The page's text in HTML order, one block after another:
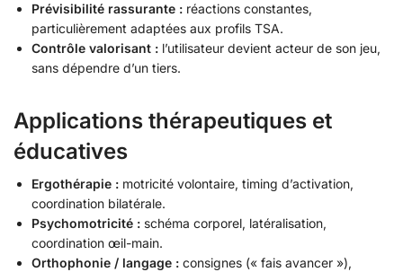
Prévisibilité rassurante : réactions constantes,
particulièrement adaptées aux profils TSA.
Contrôle valorisant : l’utilisateur devient acteur de son jeu,
sans dépendre d’un tiers.
Applications thérapeutiques et
éducatives
Ergothérapie : motricité volontaire, timing d’activation,
coordination bilatérale.
Psychomotricité : schéma corporel, latéralisation,
coordination œil-main.
Orthophonie / langage : consignes (« fais avancer »),